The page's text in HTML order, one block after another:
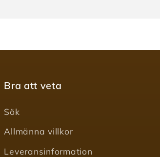
Bra att veta
Sök
Allmänna villkor
Leveransinformation